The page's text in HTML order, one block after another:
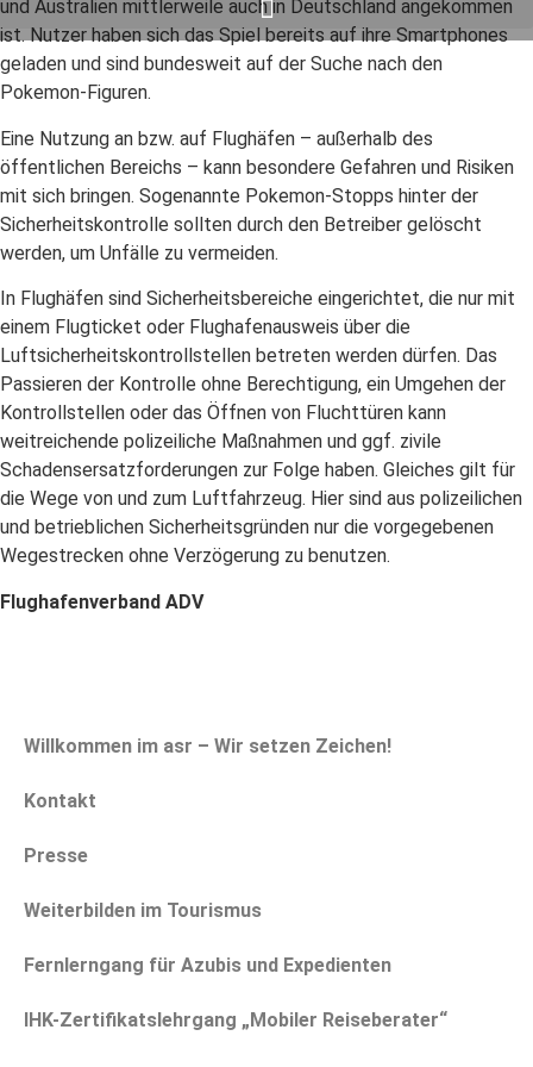
und Australien mittlerweile auch in Deutschland angekommen
ist. Nutzer haben sich das Spiel bereits auf ihre Smartphones
geladen und sind bundesweit auf der Suche nach den
Pokemon-Figuren.
Eine Nutzung an bzw. auf Flughäfen – außerhalb des
öffentlichen Bereichs – kann besondere Gefahren und Risiken
mit sich bringen. Sogenannte Pokemon-Stopps hinter der
Sicherheitskontrolle sollten durch den Betreiber gelöscht
werden, um Unfälle zu vermeiden.
In Flughäfen sind Sicherheitsbereiche eingerichtet, die nur mit
einem Flugticket oder Flughafenausweis über die
Luftsicherheitskontrollstellen betreten werden dürfen. Das
Passieren der Kontrolle ohne Berechtigung, ein Umgehen der
Kontrollstellen oder das Öffnen von Fluchttüren kann
weitreichende polizeiliche Maßnahmen und ggf. zivile
Schadensersatzforderungen zur Folge haben. Gleiches gilt für
die Wege von und zum Luftfahrzeug. Hier sind aus polizeilichen
und betrieblichen Sicherheitsgründen nur die vorgegebenen
Wegestrecken ohne Verzögerung zu benutzen.
Flughafenverband ADV
Willkommen im asr – Wir setzen Zeichen!
Kontakt
Presse
Weiterbilden im Tourismus
Fernlerngang für Azubis und Expedienten
IHK-Zertifikatslehrgang „Mobiler Reiseberater“